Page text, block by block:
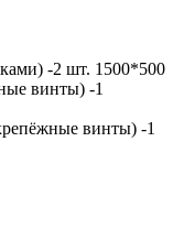
-2 шт. 1500*500
винты) -1
винты) -1